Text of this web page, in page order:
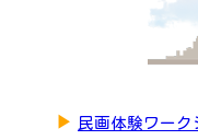
▶ 民画体験ワー